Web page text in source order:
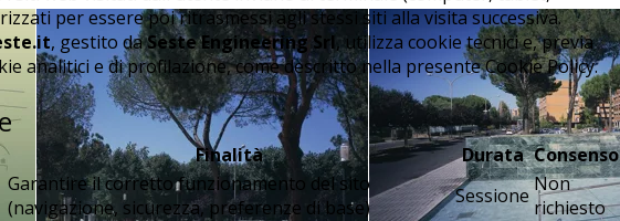
per essere poi ritrasmessi agli stessi siti alla visita successiva.
, gestito daSeste Engineering Srl, utilizza cookie tecnici e, previa
analitici e di profilazione, come descritto nella presente Cookie Policy.
Finalità Durata Consenso
Garantire il corretto funzionamento del sito
(navigazione, sicurezza, preferenze di base)
SessioneNon
richiesto